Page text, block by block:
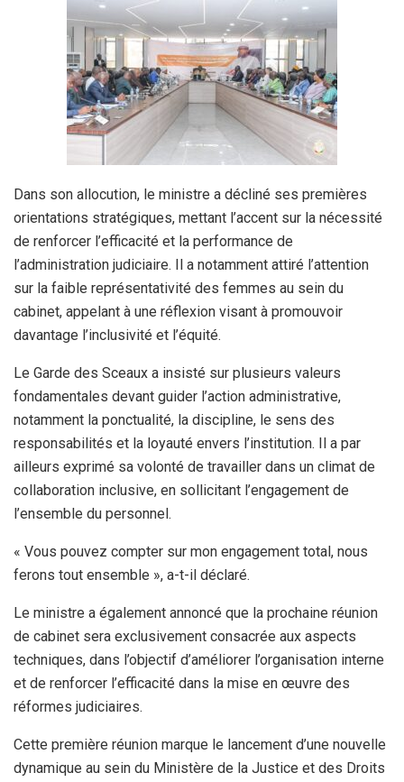
Dans son allocution, le ministre a décliné ses premières
orientations stratégiques, mettant l’accent sur la nécessité
de renforcer l’efficacité et la performance de
l’administration judiciaire. Il a notamment attiré l’attention
sur la faible représentativité des femmes au sein du
cabinet, appelant à une réflexion visant à promouvoir
davantage l’inclusivité et l’équité.
Le Garde des Sceaux a insisté sur plusieurs valeurs
fondamentales devant guider l’action administrative,
notamment la ponctualité, la discipline, le sens des
responsabilités et la loyauté envers l’institution. Il a par
ailleurs exprimé sa volonté de travailler dans un climat de
collaboration inclusive, en sollicitant l’engagement de
l’ensemble du personnel.
« Vous pouvez compter sur mon engagement total, nous
ferons tout ensemble », a-t-il déclaré.
Le ministre a également annoncé que la prochaine réunion
de cabinet sera exclusivement consacrée aux aspects
techniques, dans l’objectif d’améliorer l’organisation interne
et de renforcer l’efficacité dans la mise en œuvre des
réformes judiciaires.
Cette première réunion marque le lancement d’une nouvelle
dynamique au sein du Ministère de la Justice et des Droits